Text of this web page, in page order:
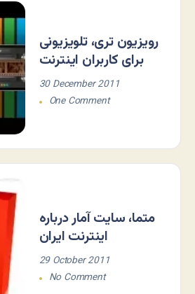
رویزیون تری، تلویزیونی
برای کاربران اینترنت
30 December 2011
One Comment
متما، سایت آمار درباره
اینترنت ایران
29 October 2011
No Comment